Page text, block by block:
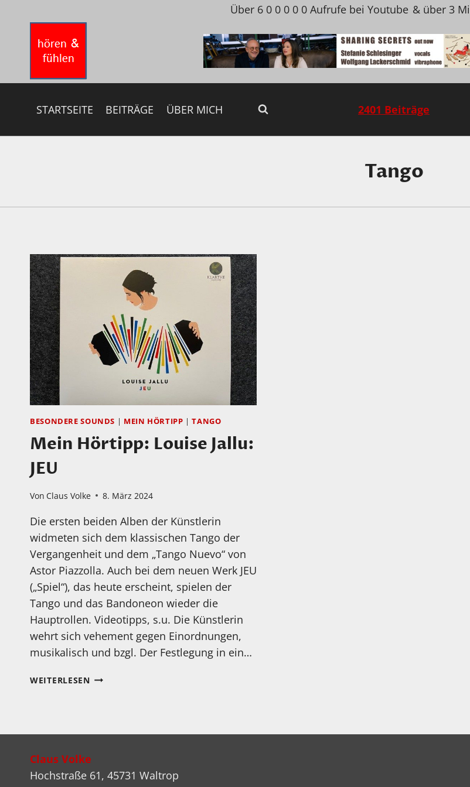
springen
Über 6 0 0 0 0 0 Aufrufe bei Youtube & über 3
STARTSEITE BEITRÄGE ÜBER MICH 2401 Beiträge
Tango
BESONDERE SOUNDS | MEIN HÖRTIPP |TANGO
Mein Hörtipp: Louise Jallu:
JEU
Von Claus Volke 8. März 2024
Die ersten beiden Alben der Künstlerin
widmeten sich dem klassischen Tango der
Vergangenheit und dem „Tango Nuevo“ von
Astor Piazzolla. Auch bei dem neuen Werk JEU
(„Spiel“), das heute erscheint, spielen der
Tango und das Bandoneon wieder die
Hauptrollen. Videotipps, s.u. Die Künstlerin
wehrt sich vehement gegen Einordnungen,
musikalisch und bzgl. Der Festlegung in ein…
WEITERLESENMEIN
Claus Volke
Hochstraße 61, 45731 Waltrop